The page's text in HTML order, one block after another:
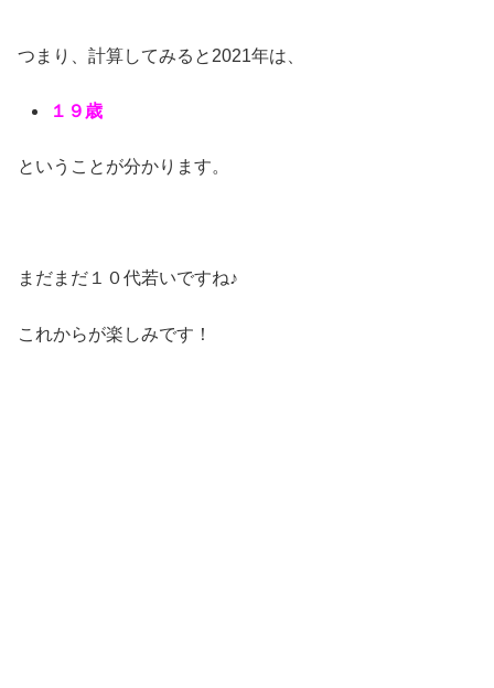
つまり、計算してみると2021年は、
１９歳
ということが分かります。
まだまだ１０代若いですね♪
これからが楽しみです！